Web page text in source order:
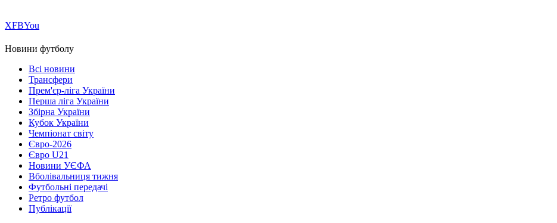
ХFBYou
Новини футболу
Всі новини
Трансфери
Прем'єр-ліга України
Перша ліга України
Збірна України
Кубок України
Чемпіонат світу
Євро-2026
Євро U21
Новини УЄФА
Вболівальниця тижня
Футбольні передачі
Ретро футбол
Публікації